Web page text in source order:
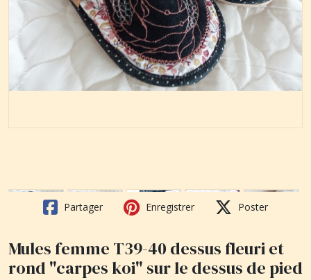
Partager Enregistrer Poster
Mules femme T39-40 dessus fleuri et
rond "carpes koi" sur le dessus de pied